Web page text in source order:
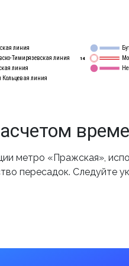
линия
Тимирязевская линия
линия
Кольцевая линия
14
метро «Пражская»,
пересадок. Следуйте